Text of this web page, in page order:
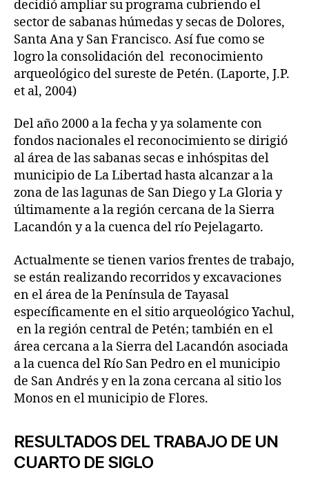
decidió ampliar su programa cubriendo el
sector de sabanas húmedas y secas de Dolores,
Santa Ana y San Francisco. Así fue como se
logro la consolidación del reconocimiento
arqueológico del sureste de Petén. (Laporte, J.P.
et al, 2004)
Del año 2000 a la fecha y ya solamente con
fondos nacionales el reconocimiento se dirigió
al área de las sabanas secas e inhóspitas del
municipio de La Libertad hasta alcanzar a la
zona de las lagunas de San Diego y La Gloria y
últimamente a la región cercana de la Sierra
Lacandón y a la cuenca del río Pejelagarto.
Actualmente se tienen varios frentes de trabajo,
se están realizando recorridos y excavaciones
en el área de la Península de Tayasal
específicamente en el sitio arqueológico Yachul,
en la región central de Petén; también en el
área cercana a la Sierra del Lacandón asociada
a la cuenca del Río San Pedro en el municipio
de San Andrés y en la zona cercana al sitio los
Monos en el municipio de Flores.
RESULTADOS DEL TRABAJO DE UN
CUARTO DE SIGLO